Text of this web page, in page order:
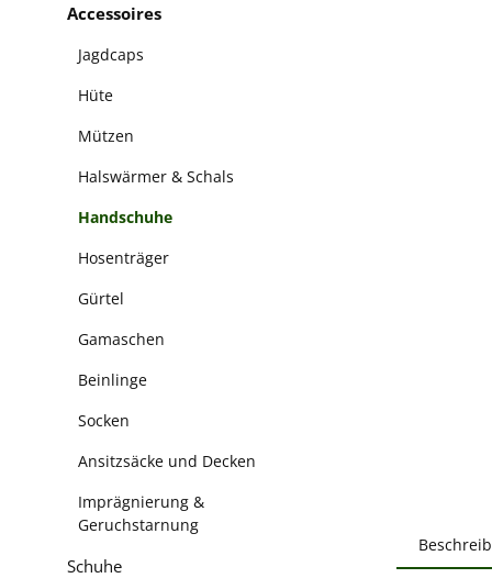
Accessoires
Jagdcaps
Hüte
Mützen
Halswärmer & Schals
Handschuhe
Hosenträger
Gürtel
Gamaschen
Beinlinge
Socken
Ansitzsäcke und Decken
Imprägnierung &
Geruchstarnung
Schuhe